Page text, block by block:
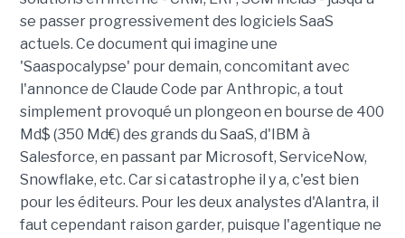
se passer progressivement des logiciels SaaS
actuels. Ce document qui imagine une
'Saaspocalypse' pour demain, concomitant avec
l'annonce de Claude Code par Anthropic, a tout
simplement provoqué un plongeon en bourse de 400
Md$ (350 Md€) des grands du SaaS, d'IBM à
Salesforce, en passant par Microsoft, ServiceNow,
Snowflake, etc. Car si catastrophe il y a, c'est bien
pour les éditeurs. Pour les deux analystes d'Alantra, il
faut cependant raison garder, puisque l'agentique ne